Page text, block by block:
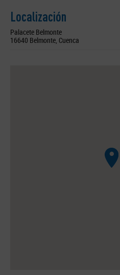
Localización
Palacete Belmonte
16640 Belmonte, Cuenca